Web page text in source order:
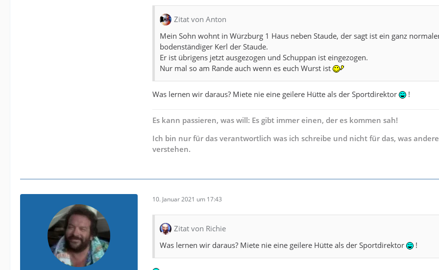
Zitat von Anton
Mein Sohn wohnt in Würzburg 1 Haus neben Staude, der sagt ist ein ganz
bodenständiger Kerl der Staude.
Er ist übrigens jetzt ausgezogen und Schuppan ist eingezogen.
Nur mal so am Rande auch wenn es euch Wurst ist
Was lernen wir daraus? Miete nie eine geilere Hütte als der Sportdirektor !
Es kann passieren, was will: Es gibt immer einen, der es kommen sah!
Ich bin nur für das verantwortlich was ich schreibe und nicht für das, was andere
verstehen.
10. Januar 2021 um 17:43
Zitat von Richie
Was lernen wir daraus? Miete nie eine geilere Hütte als der Sportdirektor
!